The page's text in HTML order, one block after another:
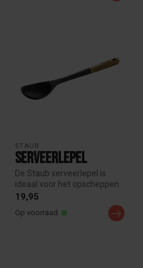
STAUB
Serveerlepel
De Staub serveerlepel is
ideaal voor het opscheppen
en serveren van groenten,
19,95
Op voorraad